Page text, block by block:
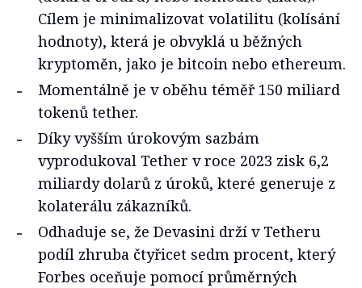
Cílem je minimalizovat volatilitu (kolísání
hodnoty), která je obvyklá u běžných
kryptoměn, jako je bitcoin nebo ethereum.
Momentálně je v oběhu téměř 150 miliard
tokenů tether.
Díky vyšším úrokovým sazbám
vyprodukoval Tether v roce 2023 zisk 6,2
miliardy dolarů z úroků, které generuje z
kolaterálu zákazníků.
Odhaduje se, že Devasini drží v Tetheru
podíl zhruba čtyřicet sedm procent, který
Forbes oceňuje pomocí průměrných